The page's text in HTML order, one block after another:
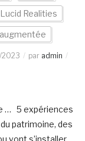
Lucid Realities
2023 par admin
… 5 expériences
patrimoine, des